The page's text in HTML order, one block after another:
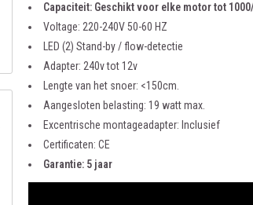
Capaciteit: Geschikt voor elke motor tot
Voltage: 220-240V 50-60 HZ
LED (2) Stand-by / flow-detectie
Adapter: 240v tot 12v
Lengte van het snoer: <150cm.
Aangesloten belasting: 19 watt max.
Excentrische montageadapter: Inclusief
Certificaten: CE
Garantie: 5 jaar